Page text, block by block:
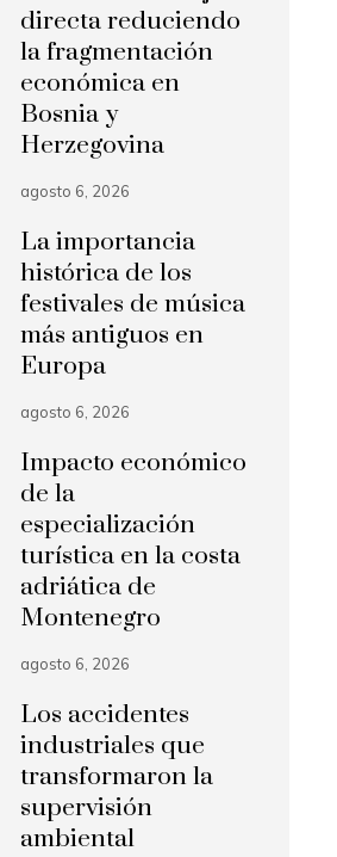
directa reduciendo
la fragmentación
económica en
Bosnia y
Herzegovina
agosto 6, 2026
La importancia
histórica de los
festivales de música
más antiguos en
Europa
agosto 6, 2026
Impacto económico
de la
especialización
turística en la costa
adriática de
Montenegro
agosto 6, 2026
Los accidentes
industriales que
transformaron la
supervisión
ambiental